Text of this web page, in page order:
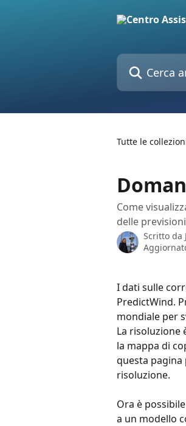
Cerca articoli…
Tutte le
Come
delle
Scritto da
I dati sulle
PredictWind.
mondiale per
La risoluzione
la mappa di
questa pagina
risoluzione.
Ora è
a un modello